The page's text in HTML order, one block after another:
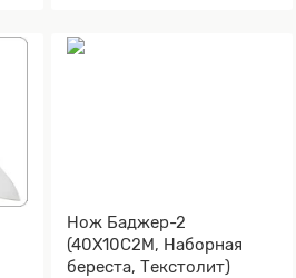
Нож Баджер-2
(40Х10С2М, Наборная
береста, Текстолит)